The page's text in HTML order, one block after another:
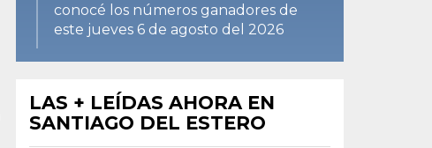
conocé los números ganadores de
este jueves 6 de agosto del 2026
LAS + LEÍDAS AHORA EN
SANTIAGO DEL ESTERO